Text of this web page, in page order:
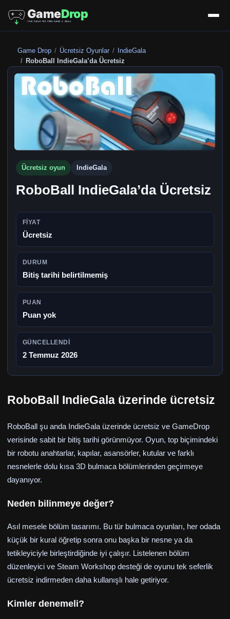
Game Drop Ücretsiz Oyunlar
IndieGala
RoboBall IndieGala’da Ücretsiz
Ücretsiz oyun IndieGala
RoboBall IndieGala’da Ücretsiz
FIYAT
Ücretsiz
DURUM
Bitiş tarihi belirtilmemiş
PUAN
Puan yok
GÜNCELLENDI
2 Temmuz 2026
RoboBall IndieGala üzerinde ücretsiz
RoboBall şu anda IndieGala üzerinde ücretsiz ve GameDrop
verisinde sabit bir bitiş tarihi görünmüyor. Oyun, top biçimindeki
bir robotu anahtarlar, kapılar, asansörler, kutular ve farklı
nesnelerle dolu kısa 3D bulmaca bölümlerinden geçirmeye
dayanıyor.
Neden bilinmeye değer?
Asıl mesele bölüm tasarımı. Bu tür bulmaca oyunları, her odada
küçük bir kural öğretip sonra onu başka bir nesne ya da
tetikleyiciyle birleştirdiğinde iyi çalışır. Listelenen bölüm
düzenleyici ve Steam Workshop desteği de oyunu tek seferlik
ücretsiz indirmeden daha kullanışlı hale getiriyor.
Kimler denemeli?